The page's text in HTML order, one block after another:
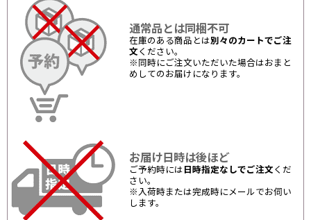
通常品とは同梱不可
在庫のある商品とは別々のカートでご注
文 ください。
※同時にご注文いただいた場合はおまと
めしてのお届けになります。
お届け日時は後ほど
ご予約時には 日時指定なしでご注文 くだ
さい。
※入荷時または完成時にメールでお伺い
します。